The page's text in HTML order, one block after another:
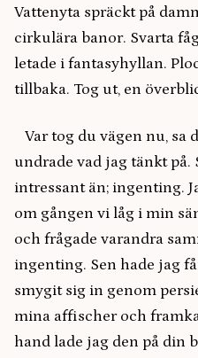
Vattenyta spräckt på
cirkulära banor. Svarta
letade i fantasyhyllan.
tillbaka. Tog ut, en
Var tog du vägen nu, sa
undrade vad jag tänkt på.
intressant än; ingenting.
om gången vi låg i min
och frågade varandra
ingenting. Sen hade jag
smygit sig in genom
mina affischer och
hand lade jag den på din